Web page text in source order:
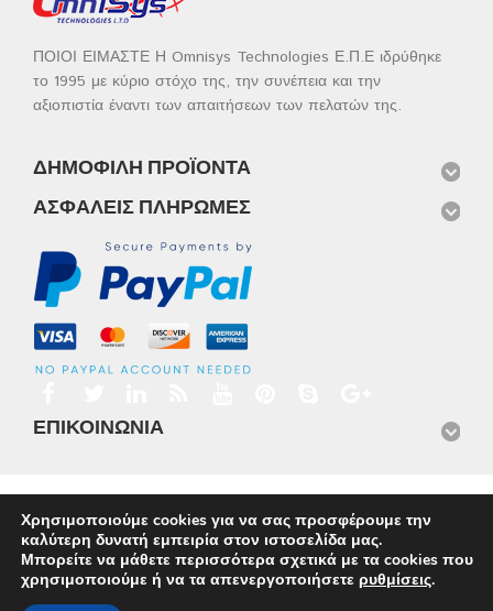
ΠΟΙΟΙ ΕΙΜΑΣΤΕ Η Omnisys Technologies Ε.Π.Ε ιδρύθηκε
το 1995 με κύριο στόχο της, την συνέπεια και την
αξιοπιστία έναντι των απαιτήσεων των πελατών της.
ΔΗΜΟΦΙΛΉ ΠΡΟΪΌΝΤΑ
ΑΣΦΑΛΕΊΣ ΠΛΗΡΩΜΈΣ
ΕΠΙΚΟΙΝΩΝΊΑ
Προϊόντα
Φωτογραφίες
Service
Εταιρικό Προφίλ
Επικοινωνία
© 2026Omnisys
Χρησιμοποιούμε cookies για να σας προσφέρουμε την
καλύτερη δυνατή εμπειρία στον ιστοσελίδα μας.
Μπορείτε να μάθετε περισσότερα σχετικά με τα cookies που
χρησιμοποιούμε ή να τα απενεργοποιήσετε ρυθμίσεις.